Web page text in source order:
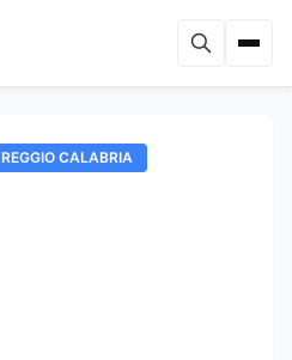
REGGIO CALABRIA